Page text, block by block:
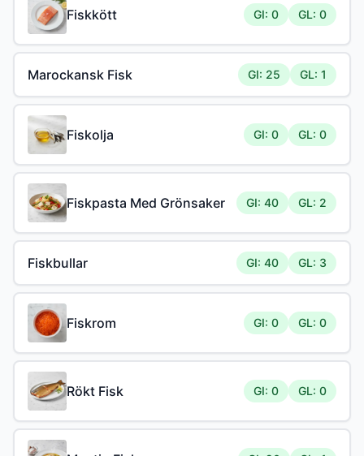
Fiskkött GI: 0 GL: 0
Marockansk Fisk GI: 25 GL: 1
Fiskolja GI: 0 GL: 0
Fiskpasta Med Grönsaker GI: 40 GL: 2
Fiskbullar GI: 40 GL: 3
Fiskrom GI: 0 GL: 0
Rökt Fisk GI: 0 GL: 0